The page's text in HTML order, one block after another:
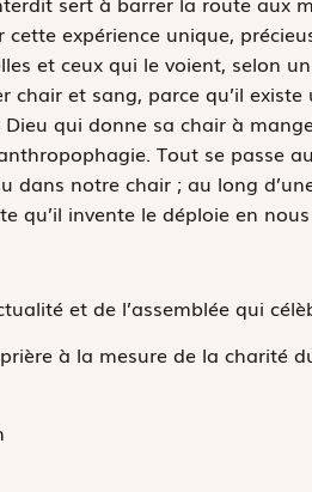
expérience unique,
et ceux qui le voient, selon
chair et sang, parce qu’il
qui donne sa chair à
Tout se passe
dans notre chair ; au long
qu’il invente le déploie en
et de l’assemblée qui
à la mesure de la charité